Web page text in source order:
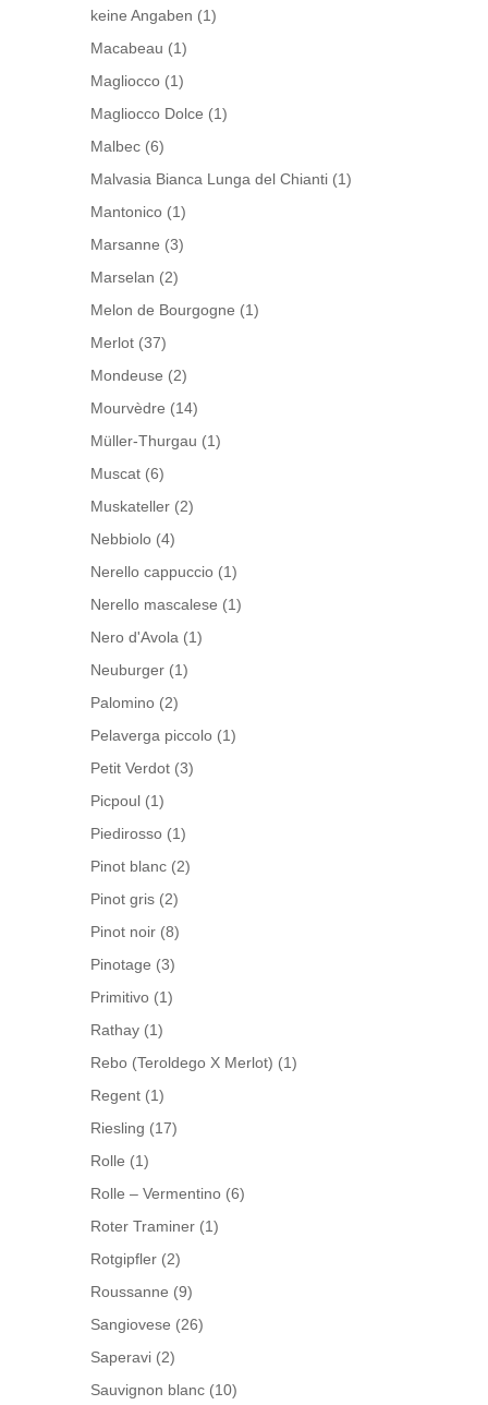
keine Angaben (1)
Macabeau (1)
Magliocco (1)
Magliocco Dolce (1)
Malbec (6)
Malvasia Bianca Lunga del Chianti (1)
Mantonico (1)
Marsanne (3)
Marselan (2)
Melon de Bourgogne (1)
Merlot (37)
Mondeuse (2)
Mourvèdre (14)
Müller-Thurgau (1)
Muscat (6)
Muskateller (2)
Nebbiolo (4)
Nerello cappuccio (1)
Nerello mascalese (1)
Nero d'Avola (1)
Neuburger (1)
Palomino (2)
Pelaverga piccolo (1)
Petit Verdot (3)
Picpoul (1)
Piedirosso (1)
Pinot blanc (2)
Pinot gris (2)
Pinot noir (8)
Pinotage (3)
Primitivo (1)
Rathay (1)
Rebo (Teroldego X Merlot) (1)
Regent (1)
Riesling (17)
Rolle (1)
Rolle – Vermentino (6)
Roter Traminer (1)
Rotgipfler (2)
Roussanne (9)
Sangiovese (26)
Saperavi (2)
Sauvignon blanc (10)